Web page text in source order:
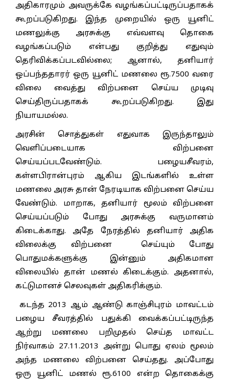
அதிகாரமும் அவருக்கே வழங்கப்பட்டிருப்பதாகக்
கூறப்படுகிறது. இந்த முறையில் ஒரு யூனிட்
மணலுக்கு அரசுக்கு எவ்வளவு தொகை
வழங்கப்படும் என்பது குறித்து எதுவும்
தெரிவிக்கப்படவில்லை; ஆனால், தனியார்
ஒப்பந்ததாரர் ஒரு யூனிட் மணலை ரூ.7500 வரை
விலை வைத்து விற்பனை செய்ய முடிவு
செய்திருப்பதாகக் கூறப்படுகிறது. இது
நியாயமல்ல.
அரசின் சொத்துகள் எதுவாக இருந்தாலும்
வெளிப்படையாக விற்பனை
செய்யப்படவேண்டும். பழையசீவரம்,
கள்ளபிரான்புரம் ஆகிய இடங்களில் உள்ள
மணலை அரசு தான் நேரடியாக விற்பனை செய்ய
வேண்டும். மாறாக, தனியார் மூலம் விற்பனை
செய்யப்படும் போது அரசுக்கு வருமானம்
கிடைக்காது. அதே நேரத்தில் தனியார் அதிக
விலைக்கு விற்பனை செய்யும் போது
பொதுமக்களுக்கு இன்னும் அதிகமான
விலையில் தான் மணல் கிடைக்கும். அதனால்,
கட்டுமானச் செலவுகள் அதிகரிக்கும்.
கடந்த 2013 ஆம் ஆண்டு காஞ்சிபுரம் மாவட்டம்
பழைய சீவரத்தில் பதுக்கி வைக்கப்பட்டிருந்த
ஆற்று மணலை பறிமுதல் செய்த மாவட்ட
நிர்வாகம் 27.11.2013 அன்று பொது ஏலம் மூலம்
அந்த மணலை விற்பனை செய்தது. அப்போது
ஒரு யூனிட் மணல் ரூ.6100 என்ற தொகைக்கு